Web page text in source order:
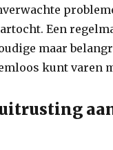
Een
maar
kunt varen